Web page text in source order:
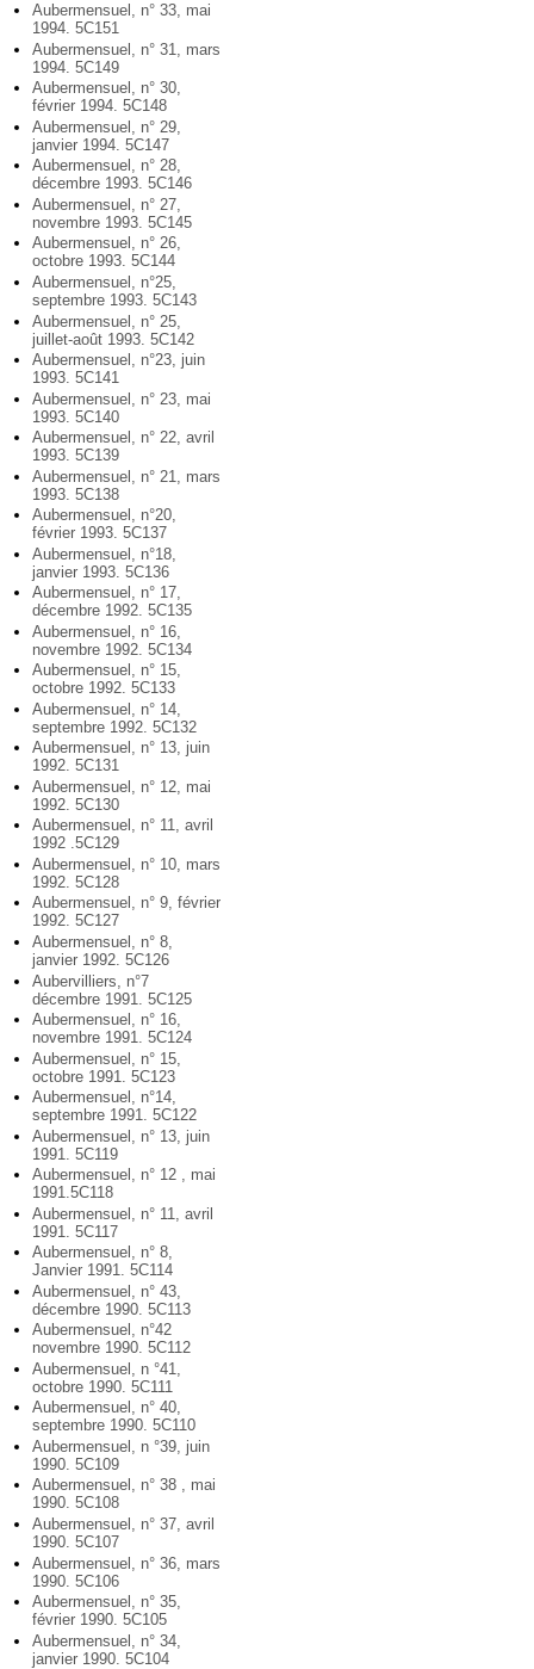
Aubermensuel, n° 33, mai
1994. 5C151
Aubermensuel, n° 31, mars
1994. 5C149
Aubermensuel, n° 30,
février 1994. 5C148
Aubermensuel, n° 29,
janvier 1994. 5C147
Aubermensuel, n° 28,
décembre 1993. 5C146
Aubermensuel, n° 27,
novembre 1993. 5C145
Aubermensuel, n° 26,
octobre 1993. 5C144
Aubermensuel, n°25,
septembre 1993. 5C143
Aubermensuel, n° 25,
juillet-août 1993. 5C142
Aubermensuel, n°23, juin
1993. 5C141
Aubermensuel, n° 23, mai
1993. 5C140
Aubermensuel, n° 22, avril
1993. 5C139
Aubermensuel, n° 21, mars
1993. 5C138
Aubermensuel, n°20,
février 1993. 5C137
Aubermensuel, n°18,
janvier 1993. 5C136
Aubermensuel, n° 17,
décembre 1992. 5C135
Aubermensuel, n° 16,
novembre 1992. 5C134
Aubermensuel, n° 15,
octobre 1992. 5C133
Aubermensuel, n° 14,
septembre 1992. 5C132
Aubermensuel, n° 13, juin
1992. 5C131
Aubermensuel, n° 12, mai
1992. 5C130
Aubermensuel, n° 11, avril
1992 .5C129
Aubermensuel, n° 10, mars
1992. 5C128
Aubermensuel, n° 9, février
1992. 5C127
Aubermensuel, n° 8,
janvier 1992. 5C126
Aubervilliers, n°7
décembre 1991. 5C125
Aubermensuel, n° 16,
novembre 1991. 5C124
Aubermensuel, n° 15,
octobre 1991. 5C123
Aubermensuel, n°14,
septembre 1991. 5C122
Aubermensuel, n° 13, juin
1991. 5C119
Aubermensuel, n° 12 , mai
1991.5C118
Aubermensuel, n° 11, avril
1991. 5C117
Aubermensuel, n° 8,
Janvier 1991. 5C114
Aubermensuel, n° 43,
décembre 1990. 5C113
Aubermensuel, n°42
novembre 1990. 5C112
Aubermensuel, n °41,
octobre 1990. 5C111
Aubermensuel, n° 40,
septembre 1990. 5C110
Aubermensuel, n °39, juin
1990. 5C109
Aubermensuel, n° 38 , mai
1990. 5C108
Aubermensuel, n° 37, avril
1990. 5C107
Aubermensuel, n° 36, mars
1990. 5C106
Aubermensuel, n° 35,
février 1990. 5C105
Aubermensuel, n° 34,
janvier 1990. 5C104